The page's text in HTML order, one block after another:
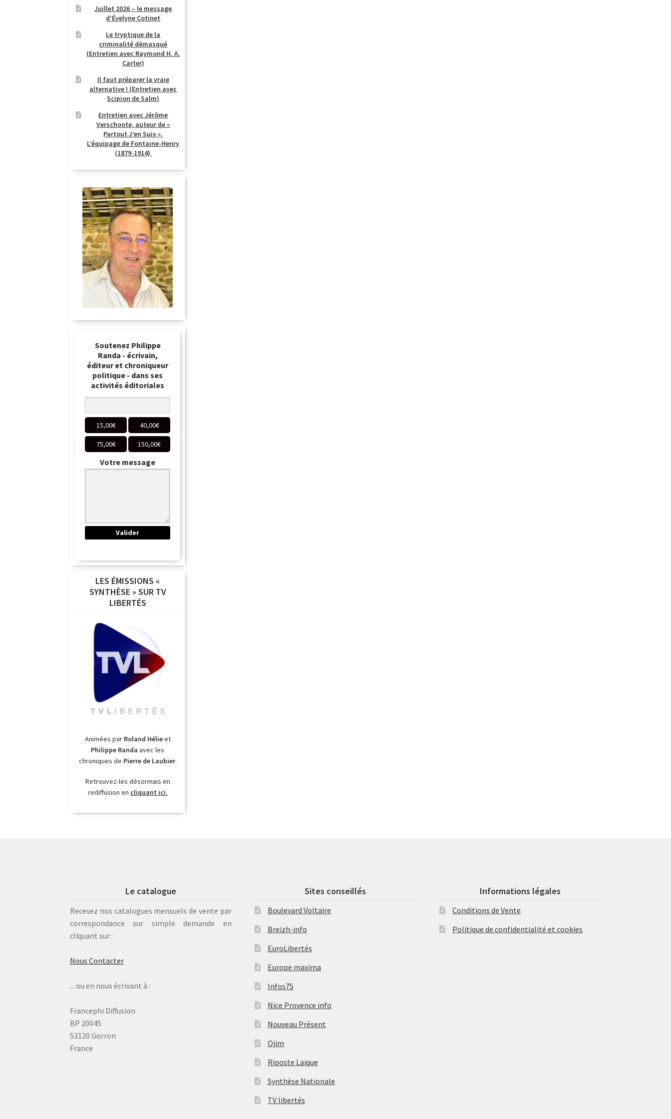
Juillet 2026 – le message
d’Évelyne Cotinet
Le tryptique de la
criminalité démasqué
(Entretien avec Raymond H. A.
Carter)
Il faut préparer la vraie
alternative ! (Entretien avec
Scipion de Salm)
Entretien avec Jérôme
Verschoote, auteur de «
Partout J’en Suis ».
L’équipage de Fontaine-Henry
(1879-1914)
Soutenez Philippe
Randa - écrivain,
éditeur et chroniqueur
politique - dans ses
activités éditoriales
15,00€ 40,00€
75,00€ 150,00€
Votre message
LES ÉMISSIONS «
SYNTHÈSE » SUR TV
LIBERTÉS
Animées par Roland Hélieet
Philippe Randa avec les
chroniques de Pierre de Laubier.
Retrouvez-les désormais en
rediffusion en cliquant ici.
Le catalogue
Recevez nos catalogues mensuels de vente par
correspondance sur simple demande en
cliquant sur :
Nous Contacter
... ou en nous écrivant à :
Francephi Diffusion
BP 20045
53120 Gorron
France
Sites conseillés
Boulevard Voltaire
Breizh-info
EuroLibertés
Europe maxima
Infos75
Nice Provence info
Nouveau Présent
Ojim
Riposte Laïque
Synthèse Nationale
TV libertés
Informations légales
Conditions de Vente
Politique de confidentialité et cookies